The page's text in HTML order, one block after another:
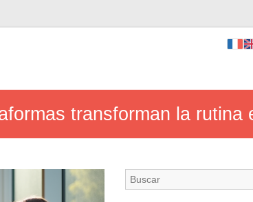
transforman la rutina